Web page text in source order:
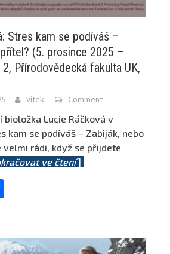
Stres kam se podíváš –
(5. prosince 2025 –
Přírodovědecká fakulta UK,
Vítek Comment
bioložka Lucie Ráčková v
kam se podíváš – Zabiják, nebo
velmi rádi, když se přijdete
ve čtení]